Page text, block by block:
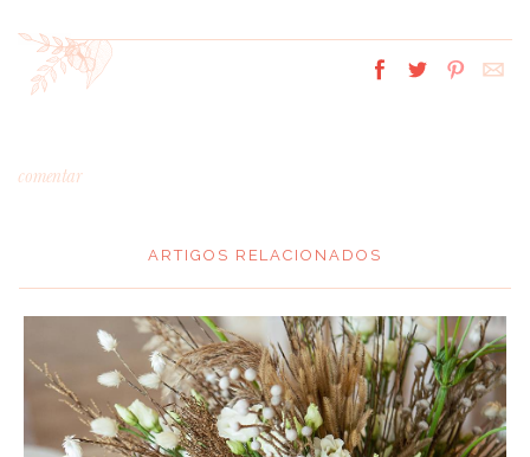
comentar
ARTIGOS RELACIONADOS